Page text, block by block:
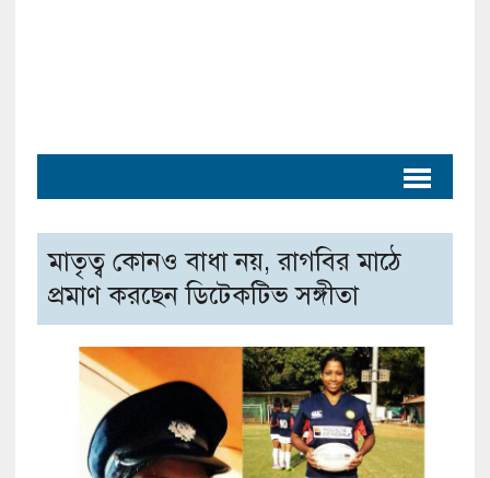
মাতৃত্ব কোনও বাধা নয়, রাগবির মাঠে
প্রমাণ করছেন ডিটেকটিভ সঙ্গীতা